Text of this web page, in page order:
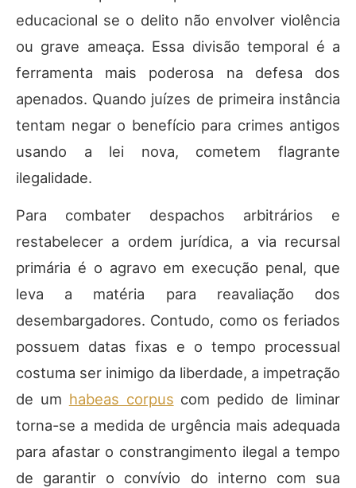
educacional se o delito não envolver violência
ou grave ameaça. Essa divisão temporal é a
ferramenta mais poderosa na defesa dos
apenados. Quando juízes de primeira instância
tentam negar o benefício para crimes antigos
usando a lei nova, cometem flagrante
ilegalidade.
Para combater despachos arbitrários e
restabelecer a ordem jurídica, a via recursal
primária é o agravo em execução penal, que
leva a matéria para reavaliação dos
desembargadores. Contudo, como os feriados
possuem datas fixas e o tempo processual
costuma ser inimigo da liberdade, a impetração
de um habeas corpus com pedido de liminar
torna-se a medida de urgência mais adequada
para afastar o constrangimento ilegal a tempo
de garantir o convívio do interno com sua